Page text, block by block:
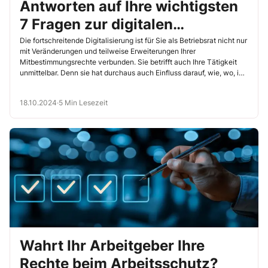
Antworten auf Ihre wichtigsten
7 Fragen zur digitalen
Betriebsratsarbeit
Die fortschreitende Digitalisierung ist für Sie als Betriebsrat nicht nur
mit Veränderungen und teilweise Erweiterungen Ihrer
Mitbestimmungsrechte verbunden. Sie betrifft auch Ihre Tätigkeit
unmittelbar. Denn sie hat durchaus auch Einfluss darauf, wie, wo, in
mit vielen arbeitsrechtlichen Fragen konfrontiert. Antworten auf die
wichtigsten 7 Fragen, die Sie sich unter Umständen stellen werden,
wenn Sie digital arbeiten, lesen Sie im Folgenden.
18.10.2024·5 Min Lesezeit
Wahrt Ihr Arbeitgeber Ihre
Rechte beim Arbeitsschutz?